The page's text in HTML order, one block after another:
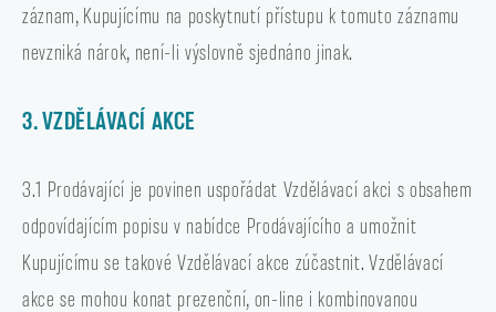
záznam, Kupujícímu na poskytnutí přístupu k tomuto záznamu
nevzniká nárok, není-li výslovně sjednáno jinak.
3. VZDĚLÁVACÍ AKCE
3.1 Prodávající je povinen uspořádat Vzdělávací akci s obsahem
odpovídajícím popisu v nabídce Prodávajícího a umožnit
Kupujícímu se takové Vzdělávací akce zúčastnit. Vzdělávací
akce se mohou konat prezenční, on-line i kombinovanou